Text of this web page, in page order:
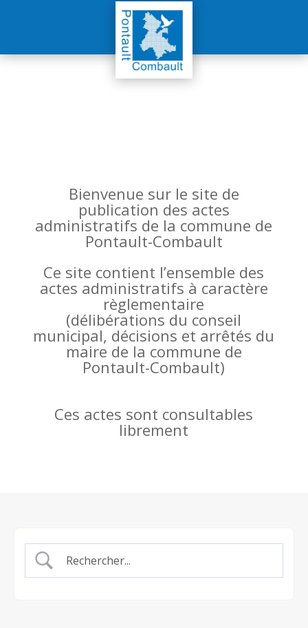
Bienvenue sur le site de
publication des actes
administratifs de la commune de
Pontault-Combault
Ce site contient l’ensemble des
actes administratifs à caractère
règlementaire
(délibérations du conseil
municipal, décisions et arrêtés du
maire de la commune de
Pontault-Combault)
Ces actes sont consultables
librement